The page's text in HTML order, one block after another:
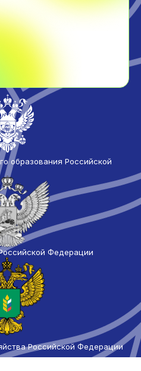
образования Российской
Федерации
Российской Федерации